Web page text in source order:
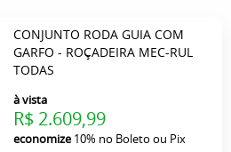
CONJUNTO RODA GUIA COM
GARFO - ROÇADEIRA MEC-RUL
TODAS
à vista
R$ 2.609,99
economize10% no Boleto ou Pix